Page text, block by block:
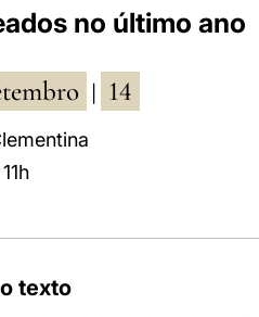
no último ano
14
11h
texto